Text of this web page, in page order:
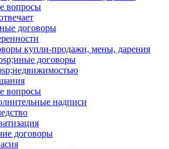
вопросы
договоры
купли-продажи, мены, дарения
договоры
вопросы
надписи
договоры